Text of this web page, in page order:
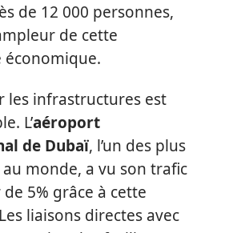
de 12 000 personnes,
de cette
les infrastructures est
L’aéroport
de Dubaï, l’un des plus
monde, a vu son trafic
5% grâce à cette
liaisons directes avec